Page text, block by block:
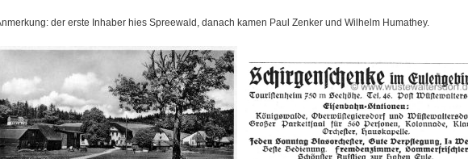
der erste Inhaber hies Spreewald, danach kamen Paul Zenker und Wilhelm Humathey.